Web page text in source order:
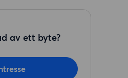
av ett byte?